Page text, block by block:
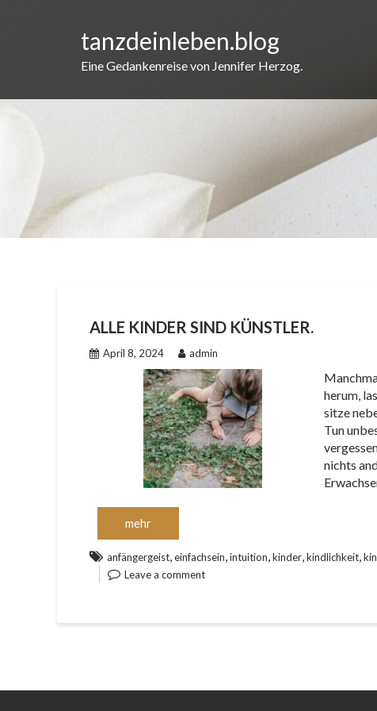
tanzdeinleben.blog
Eine Gedankenreise von Jennifer Herzog.
ALLE KINDER SIND KÜNSTLER.
April 8, 2024 admin
herum,
sitze
Tun
nichts
mehr
anfängergeist,einfachsein,intuition,kinder,kindlichkeit,
Leave a comment